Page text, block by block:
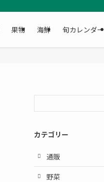
果物 海鮮 旬カレンダー
カテゴリー
通販
野菜